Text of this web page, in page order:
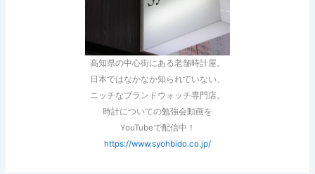
高知県の中心街にある老舗時計屋。
日本ではなかなか知られていない、
ニッチなブランドウォッチ専門店。
時計についての勉強会動画を
YouTubeで配信中！
https://www.syohbido.co.jp/